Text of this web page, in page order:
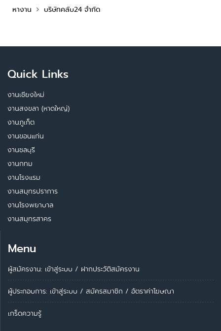
หางาน บริษัทคลับ24 จำกัด
Quick Links
งานเชียงใหม่
งานสงขลา (หาดใหญ่)
งานภูเก็ต
งานขอนแก่น
งานชลบุรี
งานกทม
งานโรงแรม
งานสมุทรปราการ
งานโรงพยาบาล
งานสมุทรสาคร
Menu
ผู้สมัครงาน: เข้าสู่ระบบ / ฝากประวัติสมัครงาน
ผู้ประกอบการ: เข้าสู่ระบบ / สมัครสมาชิก / อัตราค่าโฆษณา
เกร็ดความรู้